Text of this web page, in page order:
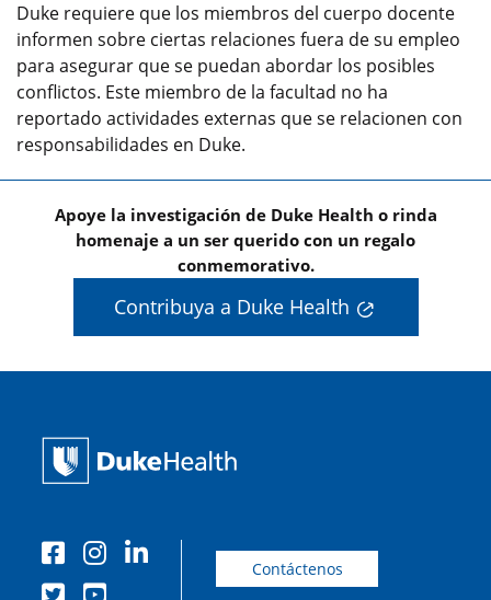
Duke requiere que los miembros del cuerpo docente
informen sobre ciertas relaciones fuera de su empleo
para asegurar que se puedan abordar los posibles
conflictos. Este miembro de la facultad no ha
reportado actividades externas que se relacionen con
responsabilidades en Duke.
Apoye la investigación de Duke Health o rinda
homenaje a un ser querido con un regalo
conmemorativo.
Contribuya a Duke Health
Contáctenos